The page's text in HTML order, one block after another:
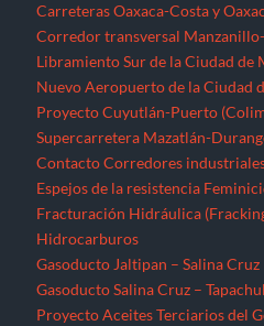
Carreteras Oaxaca-Costa y
Corredor transversal
Libramiento Sur de la Ciudad de
Nuevo Aeropuerto de la Ciudad
Proyecto Cuyutlán-Puerto
Supercarretera Mazatlán-
Contacto Corredores
Espejos de la resistencia
Fracturación Hidráulica
Hidrocarburos
Gasoducto Jaltipan – Salina Cruz
Gasoducto Salina Cruz –
Proyecto Aceites Terciarios del